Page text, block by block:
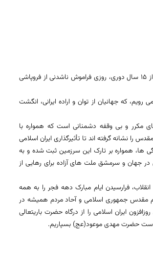
?۱۲ بهمن ۱۳۵۷ بود که چشم و چراغ این ملت، به مهرآباد دل‏ ها قدم گذاشت و بعد از ۱۵ سال دوری، روزی فراموش ناشدنی از فروپاشی
که جهانیان از توان و اراده ایرانی، انگشت
مکرر و بی وقفه دشمنانی است که همواره با
را نشانه گرفته اند تا تأثیرگذاری ایران اسلامی
ها، همواره بر تارک این سرزمین ثبت شده و به
در جهان و سرمشق ملت های آزاده برای رهایی از
فرارسیدن ايام مبارک دهه فجر را به همه
مقدس جمهوری اسلامی و آحاد مردم هميشه در
ایران اسلامی را از درگاه حضرت باریتعالی
دست حضرت مهدی موعود(عج) بسپاریم.